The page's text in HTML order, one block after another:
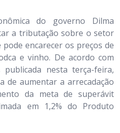
do governo Dilma
a tributação sobre o setor
encarecer os preços de
e vinho. De acordo com
nesta terça-feira,
de aumentar a arrecadação
da meta de superávit
em 1,2% do Produto